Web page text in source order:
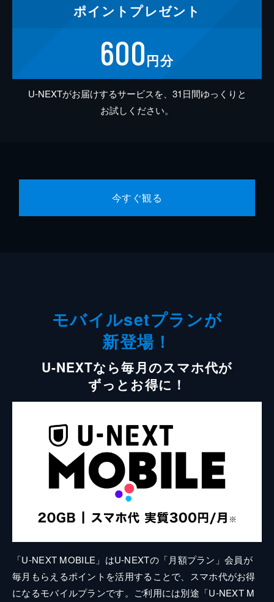
ポイント プレゼント
600円分
U-NEXTがお届けするサービスを、31日間ゆっくりと
お試しください。
今すぐ観る
モバイルsetプランが
新登場！
U-NEXTなら毎月のスマホ代が
ずっとお得に！
「U-NEXT MOBILE」はU-NEXTの「月額プラン」会員が
毎月もらえるポイントを活用することで、スマホ代がお得
になるモバイルプランです。ご利用には別途「U-NEXT M